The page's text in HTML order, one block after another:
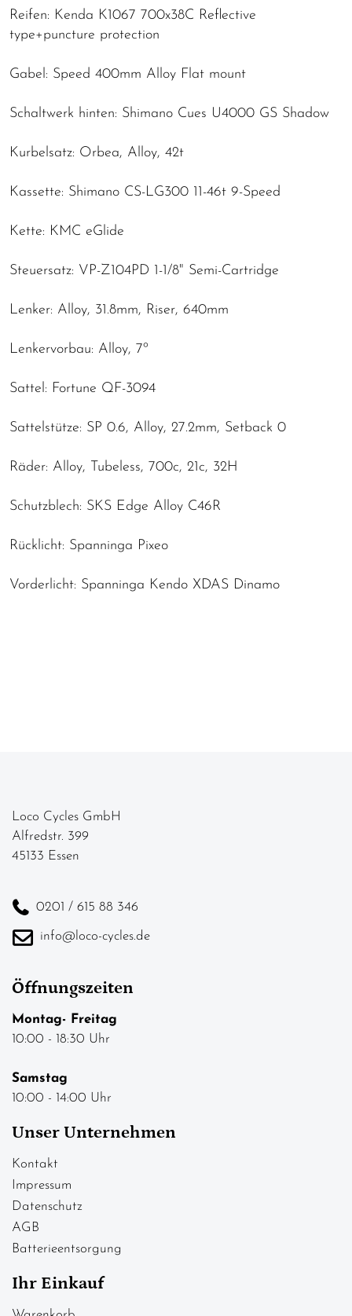
Reifen: Kenda K1067 700x38C Reflective
type+puncture protection
Gabel: Speed 400mm Alloy Flat mount
Schaltwerk hinten: Shimano Cues U4000 GS Shadow
Kurbelsatz: Orbea, Alloy, 42t
Kassette: Shimano CS-LG300 11-46t 9-Speed
Kette: KMC eGlide
Steuersatz: VP-Z104PD 1-1/8" Semi-Cartridge
Lenker: Alloy, 31.8mm, Riser, 640mm
Lenkervorbau: Alloy, 7º
Sattel: Fortune QF-3094
Sattelstütze: SP 0.6, Alloy, 27.2mm, Setback 0
Räder: Alloy, Tubeless, 700c, 21c, 32H
Schutzblech: SKS Edge Alloy C46R
Rücklicht: Spanninga Pixeo
Vorderlicht: Spanninga Kendo XDAS Dinamo
Loco Cycles GmbH
Alfredstr. 399
45133 Essen
0201 / 615 88 346
info@loco-cycles.de
Öffnungszeiten
Montag- Freitag
10:00 - 18:30 Uhr
Samstag
10:00 - 14:00 Uhr
Unser Unternehmen
Kontakt
Impressum
Datenschutz
AGB
Batterieentsorgung
Ihr Einkauf